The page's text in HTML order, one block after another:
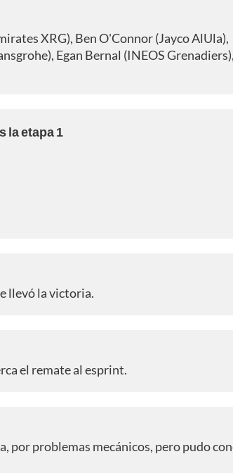
XRG), Ben O'Connor (Jayco AlUla),
Egan Bernal (INEOS
la etapa 1
llevó la victoria.
el remate al esprint.
por problemas mecánicos, pero pudo